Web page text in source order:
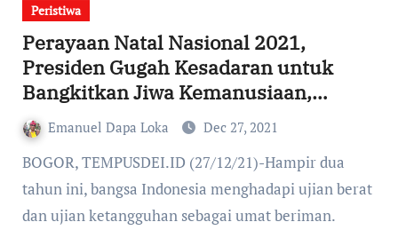
Peristiwa
Perayaan Natal Nasional 2021,
Presiden Gugah Kesadaran untuk
Bangkitkan Jiwa Kemanusiaan,
Gerakkan Naluri Persaudaraan
Emanuel Dapa Loka Dec 27, 2021
BOGOR, TEMPUSDEI.ID (27/12/21)-Hampir dua
tahun ini, bangsa Indonesia menghadapi ujian berat
dan ujian ketangguhan sebagai umat beriman.